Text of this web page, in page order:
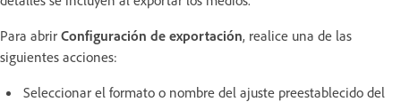
Para abrir Configuración de exportación, realice una de las
siguientes acciones:
Seleccionar el formato o nombre del ajuste preestablecido del